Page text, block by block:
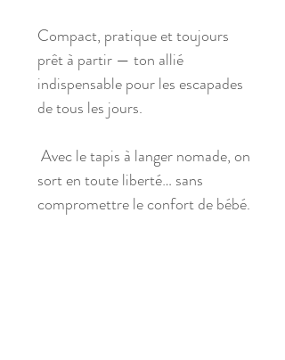
Compact, pratique et toujours
prêt à partir — ton allié
indispensable pour les escapades
de tous les jours.
Avec le tapis à langer nomade, on
sort en toute liberté… sans
compromettre le confort de bébé.